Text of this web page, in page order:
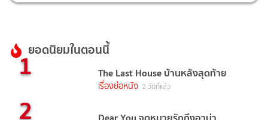
ยอดนิยมในตอนนี้
1 The Last House บ้านหลังสุดท้าย
เรื่องย่อหนัง 2 วันที่แล้ว
2